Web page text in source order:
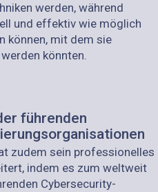
werden, während
und effektiv wie möglich
können, mit dem sie
könnten.
führenden
zudem sein professionelles
indem es zum weltweit
Cybersecurity-